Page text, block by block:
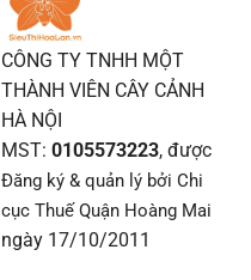
CÔNG TY TNHH MỘT
THÀNH VIÊN CÂY CẢNH
HÀ NỘI
MST: 0105573223, được
Đăng ký & quản lý bởi Chi
cục Thuế Quận Hoàng Mai
ngày 17/10/2011